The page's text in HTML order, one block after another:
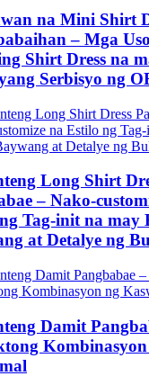
na Mini Shirt
– Mga
Shirt Dress na
Serbisyo ng
Long Shirt
– Nako-
Tag-init na may
at Detalye ng
Damit